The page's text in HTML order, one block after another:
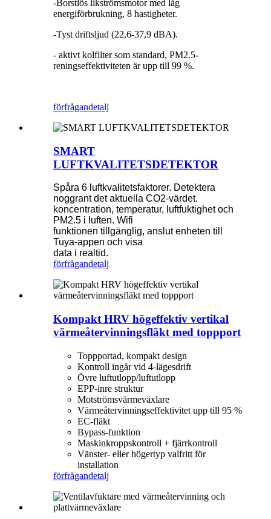
-Borstlös likströmsmotor med låg
energiförbrukning, 8 hastigheter.
-Tyst driftsljud (22,6-37,9 dBA).
- aktivt kolfilter som standard, PM2.5-
reningseffektiviteten är upp till 99 %.
förfrågandetalj
SMART
LUFTKVALITETSDETEKTOR
Spåra 6 luftkvalitetsfaktorer. Detektera
noggrant det aktuella CO2-värdet.
koncentration, temperatur, luftfuktighet och
PM2.5 i luften. Wifi
funktionen tillgänglig, anslut enheten till
Tuya-appen och visa
data i realtid.
förfrågandetalj
Kompakt HRV högeffektiv vertikal
värmeåtervinningsfläkt med toppport
Toppportad, kompakt design
Kontroll ingår vid 4-lägesdrift
Övre luftutlopp/luftutlopp
EPP-inre struktur
Motströmsvärmeväxlare
Värmeåtervinningseffektivitet upp till 95 %
EC-fläkt
Bypass-funktion
Maskinkroppskontroll + fjärrkontroll
Vänster- eller högertyp valfritt för
installation
förfrågandetalj